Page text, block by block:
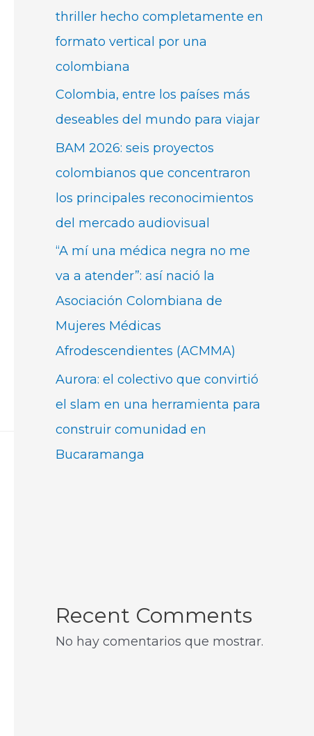
thriller hecho completamente en
formato vertical por una
colombiana
Colombia, entre los países más
deseables del mundo para viajar
BAM 2026: seis proyectos
colombianos que concentraron
los principales reconocimientos
del mercado audiovisual
“A mí una médica negra no me
va a atender”: así nació la
Asociación Colombiana de
Mujeres Médicas
Afrodescendientes (ACMMA)
Aurora: el colectivo que convirtió
el slam en una herramienta para
construir comunidad en
Bucaramanga
Recent Comments
No hay comentarios que mostrar.